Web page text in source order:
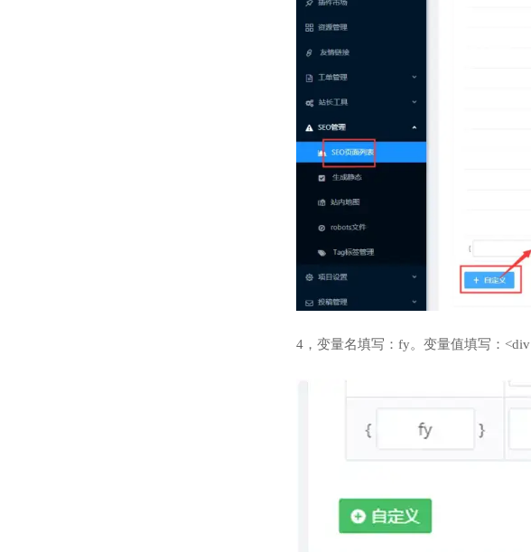
4，变量名填写：fy。变量值填写：<div